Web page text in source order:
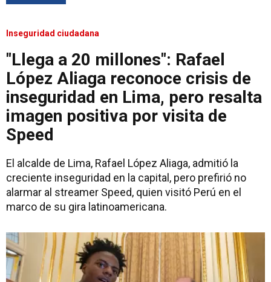
Inseguridad ciudadana
"Llega a 20 millones": Rafael
López Aliaga reconoce crisis de
inseguridad en Lima, pero resalta
imagen positiva por visita de
Speed
El alcalde de Lima, Rafael López Aliaga, admitió la
creciente inseguridad en la capital, pero prefirió no
alarmar al streamer Speed, quien visitó Perú en el
marco de su gira latinoamericana.